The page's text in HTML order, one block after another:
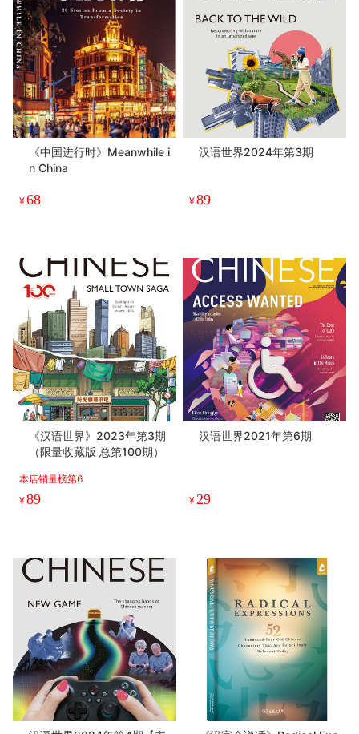
《中国进行时》Meanwhile i
n China
¥68
汉语世界2024年第3期
¥89
《汉语世界》2023年第3期
（限量收藏版 总第100期）
本店销量榜第6
¥89
汉语世界2021年第6期
¥29